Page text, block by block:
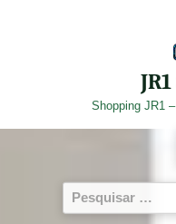
Shopping JR1
Pesquisar
por: